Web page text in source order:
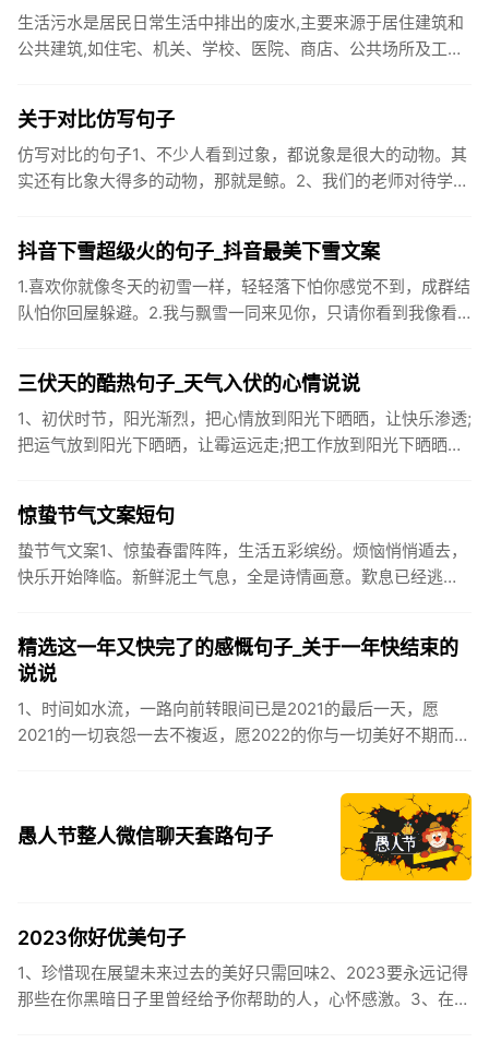
生活污水是居民日常生活中排出的废水,主要来源于居住建筑和
公共建筑,如住宅、机关、学校、医院、商店、公共场所及工业
关于对比仿写句子
仿写对比的句子1、不少人看到过象，都说象是很大的动物。其
实还有比象大得多的动物，那就是鲸。2、我们的老师对待学生
抖音下雪超级火的句子_抖音最美下雪文案
1.喜欢你就像冬天的初雪一样，轻轻落下怕你感觉不到，成群结
队怕你回屋躲避。2.我与飘雪一同来见你，只请你看到我像看
三伏天的酷热句子_天气入伏的心情说说
1、初伏时节，阳光渐烈，把心情放到阳光下晒晒，让快乐渗透;
把运气放到阳光下晒晒，让霉运远走;把工作放到阳光下晒晒，
惊蛰节气文案短句
蛰节气文案1、惊蛰春雷阵阵，生活五彩缤纷。烦恼悄悄遁去，
快乐开始降临。新鲜泥土气息，全是诗情画意。歎息已经逃
精选这一年又快完了的感慨句子_关于一年快结束的
说说
1、时间如水流，一路向前转眼间已是2021的最后一天，愿
2021的一切哀怨一去不複返，愿2022的你与一切美好不期而
愚人节整人微信聊天套路句子
2023你好优美句子
1、珍惜现在展望未来过去的美好只需回味2、2023要永远记得
那些在你黑暗日子里曾经给予你帮助的人，心怀感激。3、在苦